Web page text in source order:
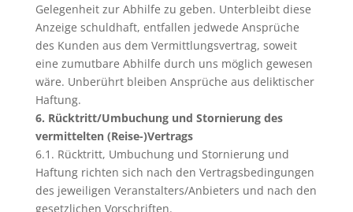
Gelegenheit zur Abhilfe zu geben. Unterbleibt diese
Anzeige schuldhaft, entfallen jedwede Ansprüche
des Kunden aus dem Vermittlungsvertrag, soweit
eine zumutbare Abhilfe durch uns möglich gewesen
wäre. Unberührt bleiben Ansprüche aus deliktischer
Haftung.
6. Rücktritt/Umbuchung und Stornierung des
vermittelten (Reise-)Vertrags
6.1. Rücktritt, Umbuchung und Stornierung und
Haftung richten sich nach den Vertragsbedingungen
des jeweiligen Veranstalters/Anbieters und nach den
gesetzlichen Vorschriften.